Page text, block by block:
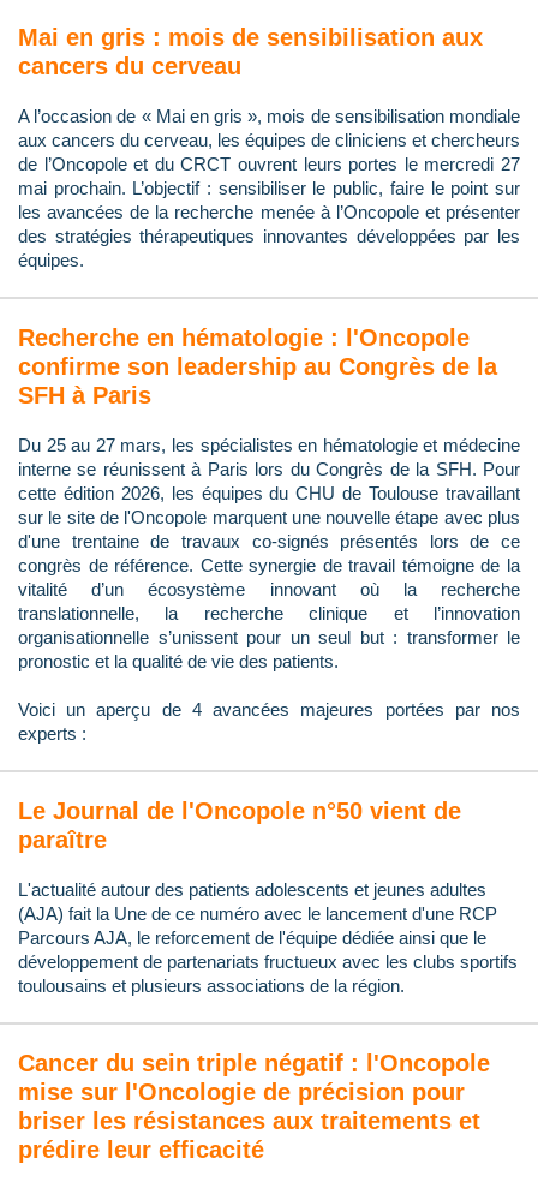
Mai en gris : mois de sensibilisation aux
cancers du cerveau
A l’occasion de « Mai en gris », mois de sensibilisation mondiale
aux cancers du cerveau, les équipes de cliniciens et chercheurs
de l’Oncopole et du CRCT ouvrent leurs portes le mercredi 27
mai prochain. L’objectif : sensibiliser le public, faire le point sur
les avancées de la recherche menée à l’Oncopole et présenter
des stratégies thérapeutiques innovantes développées par les
équipes.
Recherche en hématologie : l'Oncopole
confirme son leadership au Congrès de la
SFH à Paris
Du 25 au 27 mars, les spécialistes en hématologie et médecine
interne se réunissent à Paris lors du Congrès de la SFH. Pour
cette édition 2026, les équipes du CHU de Toulouse travaillant
sur le site de l'Oncopole marquent une nouvelle étape avec plus
d'une trentaine de travaux co-signés présentés lors de ce
congrès de référence. Cette synergie de travail témoigne de la
vitalité d’un écosystème innovant où la recherche
translationnelle, la recherche clinique et l’innovation
organisationnelle s’unissent pour un seul but : transformer le
pronostic et la qualité de vie des patients.
Voici un aperçu de 4 avancées majeures portées par nos
experts :
Le Journal de l'Oncopole n°50 vient de
paraître
L'actualité autour des patients adolescents et jeunes adultes
(AJA) fait la Une de ce numéro avec le lancement d'une RCP
Parcours AJA, le reforcement de l'équipe dédiée ainsi que le
développement de partenariats fructueux avec les clubs sportifs
toulousains et plusieurs associations de la région.
Cancer du sein triple négatif : l'Oncopole
mise sur l'Oncologie de précision pour
briser les résistances aux traitements et
prédire leur efficacité